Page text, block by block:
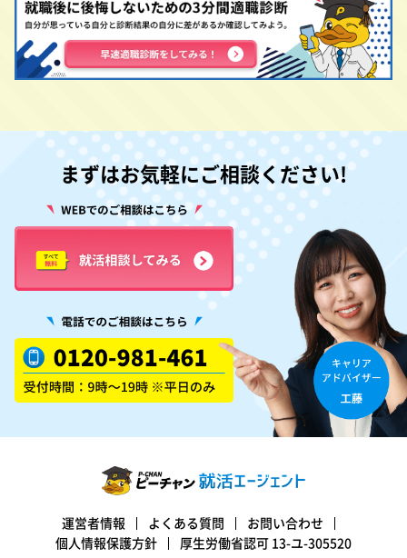
まずはお気軽にご相談ください!
運営者情報 よくある質問
お問い合わせ
個人情報保護方針
厚生労働省認可 13-ユ-305520